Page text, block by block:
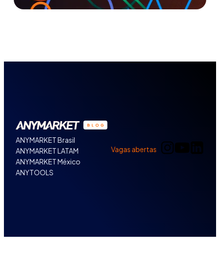
ANYMARKET Brasil
ANYMARKET LATAM
ANYMARKET México
ANYTOOLS
Vagas abertas